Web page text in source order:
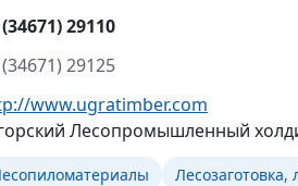
29110
29125
www.ugratimber.com
Лесопромышленный
Лесозаготовка,